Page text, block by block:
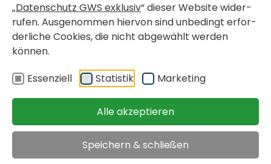
„Daten­schutz GWS exklusiv“ dieser Website wider­
rufen. Ausge­nommen hiervon sind unbe­dingt erfor­
der­liche Cookies, die nicht abge­wählt werden
können.
Essen­ziell
Statistik Marke­ting
Alle akzeptieren
Speichern & schließen
geför­derte Miet­woh­nung mit Kauf­op­tion
< zurück
Objekt merken
€ 922,70